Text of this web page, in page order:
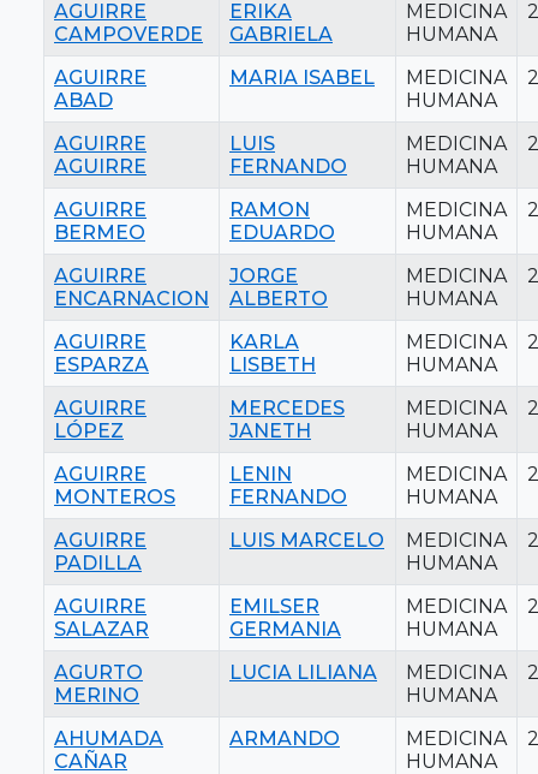
AGUIRRE
CAMPOVERDE
ERIKA
GABRIELA
MEDICINA
HUMANA
AGUIRRE
ABAD
MARIA ISABEL
MEDICINA
HUMANA
AGUIRRE
AGUIRRE
LUIS
FERNANDO
MEDICINA
HUMANA
AGUIRRE
BERMEO
RAMON
EDUARDO
MEDICINA
HUMANA
AGUIRRE
ENCARNACION
JORGE
ALBERTO
MEDICINA
HUMANA
AGUIRRE
ESPARZA
KARLA
LISBETH
MEDICINA
HUMANA
AGUIRRE
LÓPEZ
MERCEDES
JANETH
MEDICINA
HUMANA
AGUIRRE
MONTEROS
LENIN
FERNANDO
MEDICINA
HUMANA
AGUIRRE
PADILLA
LUIS MARCELO
MEDICINA
HUMANA
AGUIRRE
SALAZAR
EMILSER
GERMANIA
MEDICINA
HUMANA
AGURTO
MERINO
LUCIA LILIANA
MEDICINA
HUMANA
AHUMADA
CAÑAR
ARMANDO
MEDICINA
HUMANA